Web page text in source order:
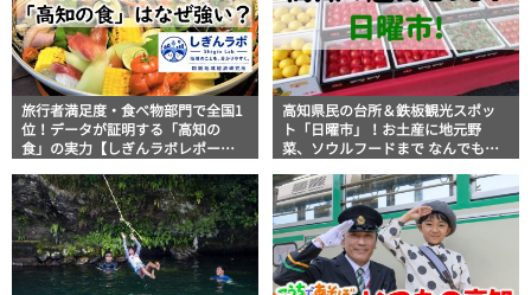
旅行者満足度・食べ物部門で全国1
位！データが証明する「高知の
食」の実力【しぎんラボレポー
高知県民の台所＆鉄板観光スポッ
ト「日曜市」！お土産に地元野
菜、ソウルフードまで なんでもそ
説！